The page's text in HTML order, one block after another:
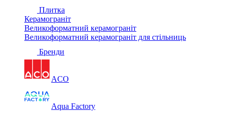
Плитка
Керамограніт
Великоформатний керамограніт
Великоформатний керамограніт для стільниць
Бренди
ACO
Aqua Factory